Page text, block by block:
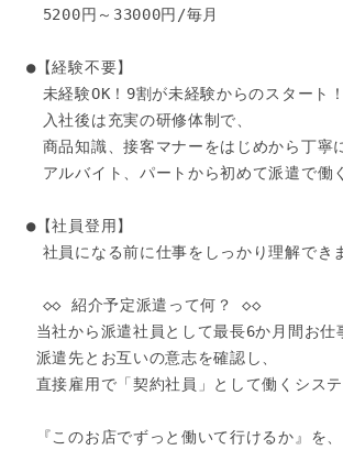
5200円～33000円/毎月
●【経験不要】
未経験OK！9割が未経験からのスタート
入社後は充実の研修体制で、
商品知識、接客マナーをはじめから丁寧
アルバイト、パートから初めて派遣で働
●【社員登用】
社員になる前に仕事をしっかり理解でき
◇◇ 紹介予定派遣って何？ ◇◇
当社から派遣社員として最長6か月間お仕
派遣先とお互いの意志を確認し、
直接雇用で「契約社員」として働くシス
『このお店でずっと働いて行けるか』を、